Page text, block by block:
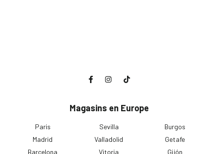
Magasins en Europe
Paris
Madrid
Barcelona
Sevilla
Valladolid
Vitoria
Burgos
Getafe
Gijón